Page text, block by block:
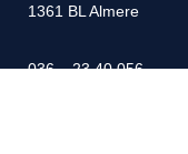
1361 BL Almere
036 – 23 40 056